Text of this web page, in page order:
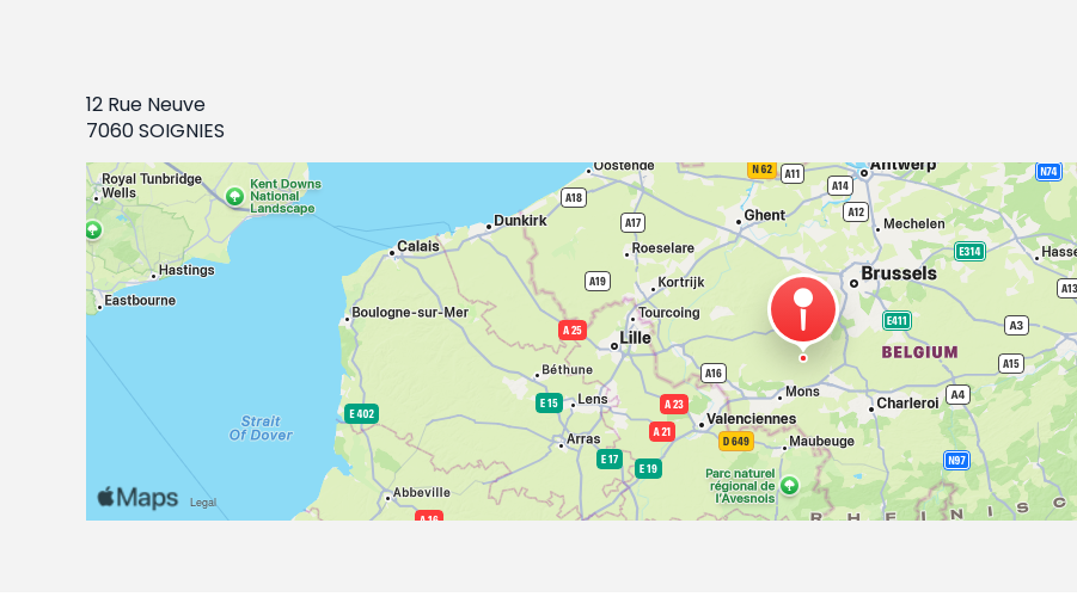
12 Rue Neuve
7060 SOIGNIES